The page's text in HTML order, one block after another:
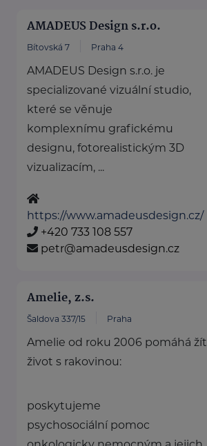
AMADEUS Design s.r.o.
Bítovská 7 Praha 4
AMADEUS Design s.r.o. je
specializované vizuální studio,
které se věnuje
komplexnímu grafickému
designu, fotorealistickým 3D
vizualizacím, ...
https://www.amadeusdesign.cz/
+420 733 108 557
petr@amadeusdesign.cz
Amelie, z.s.
Šaldova 337/15 Praha
Amelie od roku 2006 pomáhá žít
život s rakovinou:
poskytujeme
psychosociální pomoc